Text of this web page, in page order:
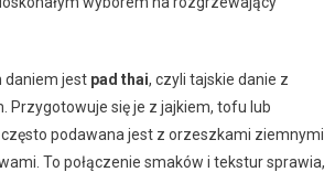
daniem jest pad thai, czyli tajskie danie z
Przygotowuje się je z jajkiem, tofu lub
często podawana jest z orzeszkami ziemnymi
To połączenie smaków i tekstur sprawia,